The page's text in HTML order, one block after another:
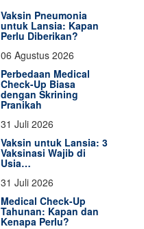
Vaksin Pneumonia
untuk Lansia: Kapan
Perlu Diberikan?
06 Agustus 2026
Perbedaan Medical
Check-Up Biasa
dengan Skrining
Pranikah
31 Juli 2026
Vaksin untuk Lansia: 3
Vaksinasi Wajib di
Usia…
31 Juli 2026
Medical Check-Up
Tahunan: Kapan dan
Kenapa Perlu?